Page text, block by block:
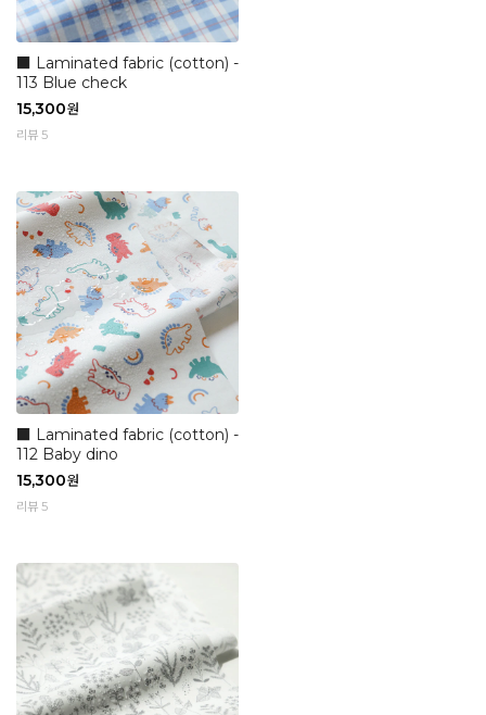
■ Laminated fabric (cotton) -
113 Blue check
15,300원
리뷰 5
■ Laminated fabric (cotton) -
112 Baby dino
15,300원
리뷰 5